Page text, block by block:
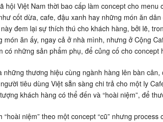
hội Việt Nam thời bao cấp làm concept cho
cốt dừa, cafe, đậu xanh hay những món ăn
đem lại sự thích thú cho khách hàng, bởi lẽ,
món ăn ấy, ngay cả ở nhà mình, nhưng ở Cộng
có những sản phẩm phụ, để củng cố cho
những thương hiệu cùng ngành hàng lên bàn
tiêu dùng Việt sẵn sàng chi trả cho một ly
khách hàng có thể đến và “hoài niệm”, để
“hoài niệm” theo một concept “cũ” nhưng